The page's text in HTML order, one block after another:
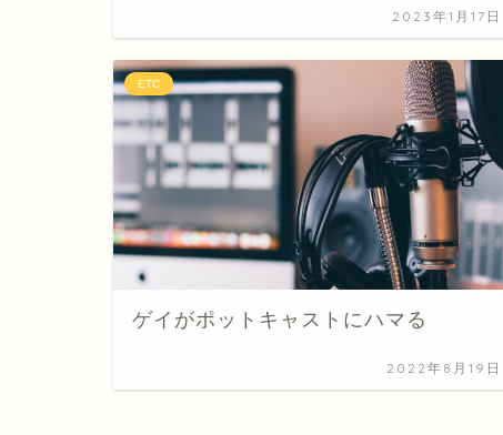
2023年1月17日
ETC
ゲイがポットキャストにハマる
2022年8月19日